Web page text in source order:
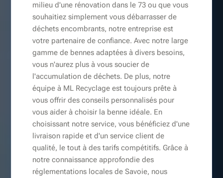
milieu d'une rénovation dans le 73 ou que vous
souhaitiez simplement vous débarrasser de
déchets encombrants, notre entreprise est
votre partenaire de confiance. Avec notre large
gamme de bennes adaptées à divers besoins,
vous n'aurez plus à vous soucier de
l'accumulation de déchets. De plus, notre
équipe à ML Recyclage est toujours prête à
vous offrir des conseils personnalisés pour
vous aider à choisir la benne idéale. En
choisissant notre service, vous bénéficiez d'une
livraison rapide et d'un service client de
qualité, le tout à des tarifs compétitifs. Grâce à
notre connaissance approfondie des
réglementations locales de Savoie, nous